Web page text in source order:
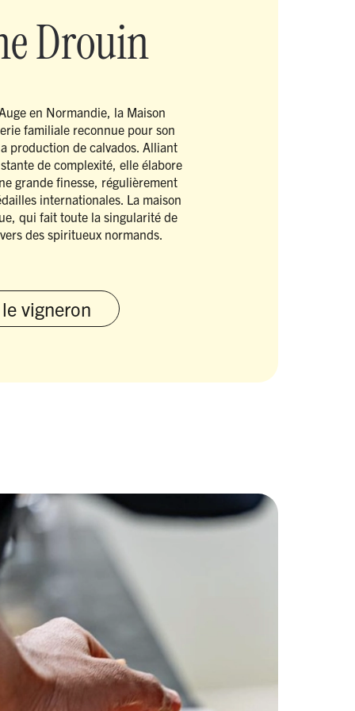
Drouin
en Normandie, la Maison
familiale reconnue pour son
production de calvados. Alliant
de complexité, elle élabore
grande finesse, régulièrement
internationales. La maison
qui fait toute la singularité de
des spiritueux normands.
vigneron